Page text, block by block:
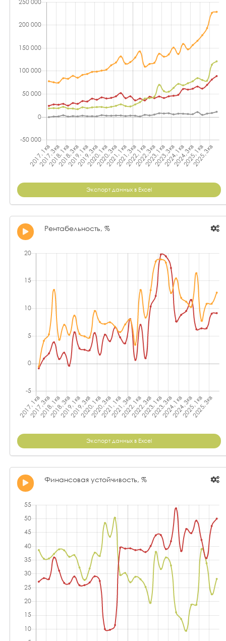
Экспорт данных в Excel
Рентабельность, %
Экспорт данных в Excel
Финансовая устойчивость, %